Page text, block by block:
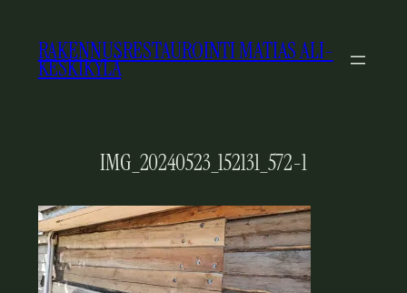
SISÄLTÖÖN
RAKENNUSRESTAUROINTI MATIAS ALI-
KESKIKYLÄ
IMG_20240523_152131_572-1